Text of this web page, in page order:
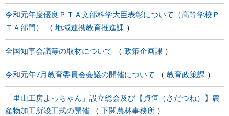
令和元年度優良ＰＴＡ文部科学大臣表彰について（高等学校Ｐ
ＴＡ部門）
地域連携教育推進課
全国知事会議等の取材について 政策企画課
令和元年7月教育委員会会議の開催について 教育政策課
「里山工房よっちゃん」設立総会及び【貞恒（さだつね）】農
産物加工所竣工式の開催
下関農林事務所